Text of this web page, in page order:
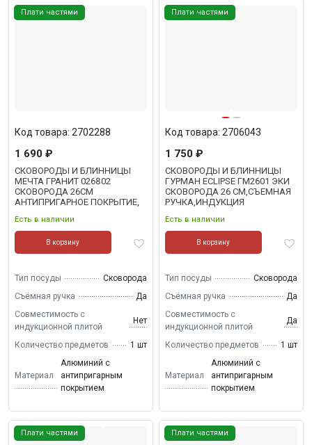
Плати частями
СКОВОРОДЫ И БЛИННИЦЫ
МЕЧТА ГРАНИТ 026802
СКОВОРОДА 26СМ
АНТИПРИГАРНОЕ ПОКРЫТИЕ,
Есть в наличии
Код товара: 2702288
1 690 ₽
В корзину
Тип посуды
Сковорода
Съёмная ручка
Да
Совместимость с
индукционной плитой
Нет
Количество предметов 1 шт
Материал
Алюминий с
антипригарным
покрытием
Плати частями
СКОВОРОДЫ И БЛИННИЦЫ
ГУРМАН ECLIPSE ГМ2601 ЭКИ
СКОВОРОДА 26 СМ,СЪЕМНАЯ
РУЧКА,ИНДУКЦИЯ
Есть в наличии
Код товара: 2706043
1 750 ₽
В корзину
Тип посуды
Сковорода
Съёмная ручка
Да
Совместимость с
индукционной плитой
Да
Количество предметов 1 шт
Материал
Алюминий с
антипригарным
покрытием
Плати частями Плати частями